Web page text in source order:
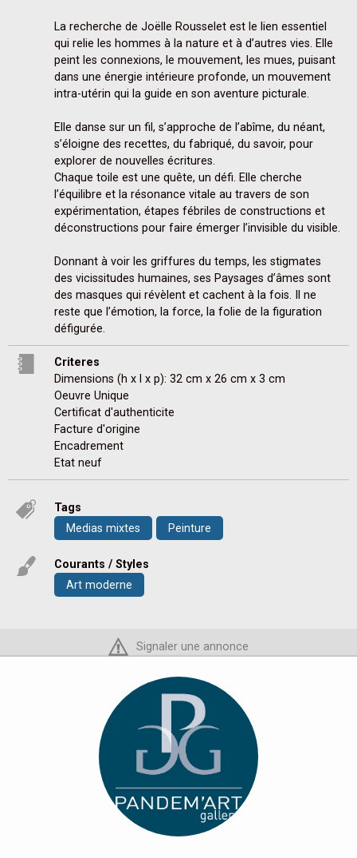
La recherche de Joëlle Rousselet est le lien essentiel
qui relie les hommes à la nature et à d’autres vies. Elle
peint les connexions, le mouvement, les mues, puisant
dans une énergie intérieure profonde, un mouvement
intra-utérin qui la guide en son aventure picturale.
Elle danse sur un fil, s’approche de l’abîme, du néant,
s’éloigne des recettes, du fabriqué, du savoir, pour
explorer de nouvelles écritures.
Chaque toile est une quête, un défi. Elle cherche
l’équilibre et la résonance vitale au travers de son
expérimentation, étapes fébriles de constructions et
déconstructions pour faire émerger l’invisible du visible.
Donnant à voir les griffures du temps, les stigmates
des vicissitudes humaines, ses Paysages d’âmes sont
des masques qui révèlent et cachent à la fois. Il ne
reste que l’émotion, la force, la folie de la figuration
défigurée.
Criteres
Dimensions (h x l x p): 32 cm x 26 cm x 3 cm
Oeuvre Unique
Certificat d'authenticite
Facture d'origine
Encadrement
Etat neuf
Tags
Medias mixtes
Peinture
Courants / Styles
Art moderne
Signaler une annonce